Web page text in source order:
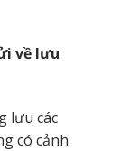
về lưu
lưu các
có cảnh